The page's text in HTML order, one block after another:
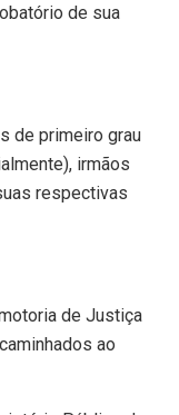
de sua
de primeiro grau
irmãos
respectivas
de Justiça
ao